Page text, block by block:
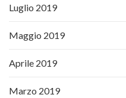
Luglio 2019
Maggio 2019
Aprile 2019
Marzo 2019